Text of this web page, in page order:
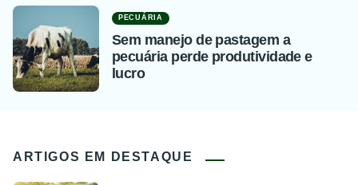
PECUÁRIA
Sem manejo de pastagem a
pecuária perde produtividade e
lucro
ARTIGOS EM DESTAQUE